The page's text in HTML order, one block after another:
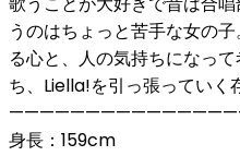
うのはちょっと苦手な女の
る心と、人の気持ちになっ
ち、Liella!を引っ張っていく
身長：159cm